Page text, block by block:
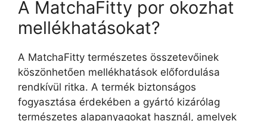
A MatchaFitty por okozhat
mellékhatásokat?
A MatchaFitty természetes összetevőinek
köszönhetően mellékhatások előfordulása
rendkívül ritka. A termék biztonságos
fogyasztása érdekében a gyártó kizárólag
természetes alapanyagokat használ, amelyek